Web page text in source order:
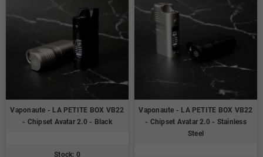
Vaponaute - LA PETITE BOX VB22
- Chipset Avatar 2.0 - Black
Stock: 0
Vaponaute - LA PETITE BOX VB22
- Chipset Avatar 2.0 - Stainless
Steel